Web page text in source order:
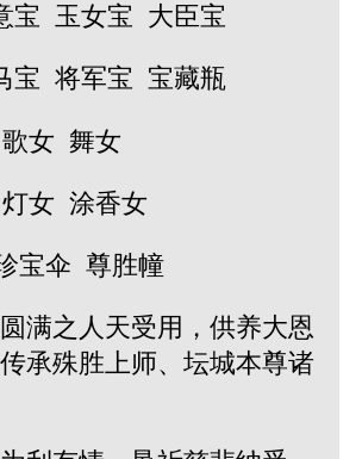
宝 玉女宝 大臣宝
宝 将军宝 宝藏瓶
女 舞女
女 涂香女
伞 尊胜幢
满之人天受用，供养大恩
承殊胜上师、坛城本尊诸